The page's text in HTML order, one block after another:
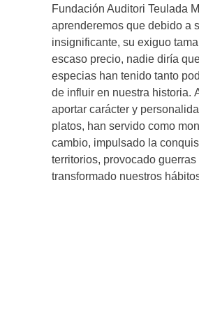
Fundación Auditori Teulada
aprenderemos que debido a
insignificante, su exiguo
escaso precio, nadie diría
especias han tenido tanto
de influir en nuestra historia.
aportar carácter y
platos, han servido como
cambio, impulsado la
territorios, provocado guerras
transformado nuestros